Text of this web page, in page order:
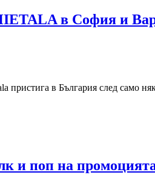
в София и
пристига в България след само
и поп на